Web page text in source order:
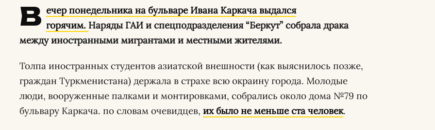
В ечер понедельника на бульваре Ивана Каркача выдался
горячим. Наряды ГАИ и спецподразделения “Беркут” собрала драка
между иностранными мигрантами и местными жителями.
Толпа иностранных студентов азиатской внешности (как выяснилось позже,
граждан Туркменистана) держала в страхе всю окраину города. Молодые
люди, вооруженные палками и монтировками, собрались около дома №79 по
бульвару Каркача. по словам очевидцев, их было не меньше ста человек.